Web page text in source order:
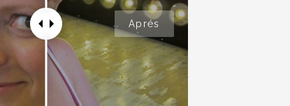
Aprés